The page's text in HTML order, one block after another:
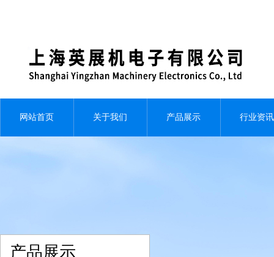
网站首页 关于我们 产品展示 行业资讯
产品展示